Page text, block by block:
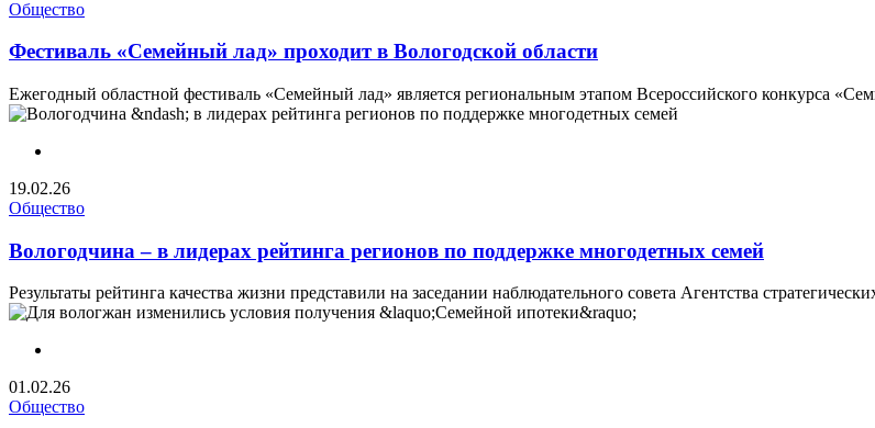
Общество
Фестиваль «Семейный лад» проходит в Вологодской области
Ежегодный областной фестиваль «Семейный лад» является региональным этапом Всероссийского конкурса
19.02.26
Общество
Вологодчина – в лидерах рейтинга регионов по поддержке многодетных семей
Результаты рейтинга качества жизни представили на заседании наблюдательного совета Агентства
01.02.26
Общество